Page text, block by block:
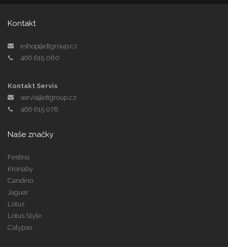
Kontakt
eshop@dtgroup.cz
466 615 080
Kontakt Servis
servis@dtgroup.cz
466 615 078
Naše značky
Festina
Kronaby
Candino
Jaguar
Lotus
Lotus Style
Calypso